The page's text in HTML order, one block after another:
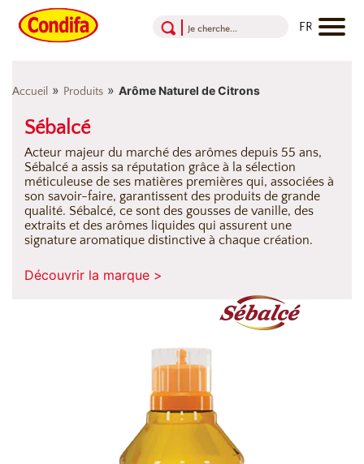
Accueil » Produits » Arôme Naturel de Citrons
Sébalcé
Acteur majeur du marché des arômes depuis 55 ans,
Sébalcé a assis sa réputation grâce à la sélection
méticuleuse de ses matières premières qui, associées à
son savoir-faire, garantissent des produits de grande
qualité. Sébalcé, ce sont des gousses de vanille, des
extraits et des arômes liquides qui assurent une
signature aromatique distinctive à chaque création.
Découvrir la marque >